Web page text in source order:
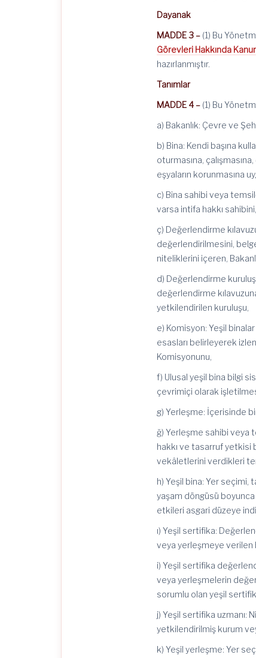
Dayanak
MADDE 3 – (1) Bu
Görevleri Hakkında
hazırlanmıştır.
Tanımlar
MADDE 4 – (1) Bu
a) Bakanlık: Çevre ve
b) Bina: Kendi başına
oturmasına,
eşyaların korunmasına
c) Bina sahibi veya
varsa intifa hakkı
ç) Değerlendirme
değerlendirilmesini,
niteliklerini içeren,
d) Değerlendirme
değerlendirme
yetkilendirilen kuruluşu,
e) Komisyon: Yeşil
esasları belirleyerek
Komisyonunu,
f) Ulusal yeşil bina bilgi
çevrimiçi olarak
g) Yerleşme: İçerisinde
ğ) Yerleşme sahibi veya
hakkı ve tasarruf yetkisi
vekâletlerini verdikleri
h) Yeşil bina: Yer seçimi,
yaşam döngüsü
etkileri asgari düzeye
ı) Yeşil sertifika:
veya yerleşmeye verilen
i) Yeşil sertifika
veya yerleşmelerin
sorumlu olan yeşil
j) Yeşil sertifika uzmanı:
yetkilendirilmiş kurum
k) Yeşil yerleşme: Yer